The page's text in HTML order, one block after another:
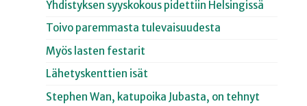
Yhdistyksen syyskokous pidettiin Helsingissä
Toivo paremmasta tulevaisuudesta
Myös lasten festarit
Lähetyskenttien isät
Stephen Wan, katupoika Jubasta, on tehnyt